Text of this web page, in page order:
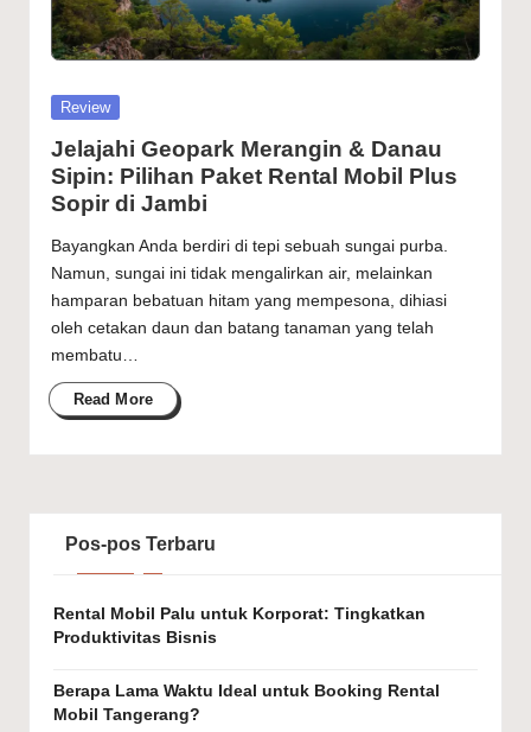
J
a
m
-
N
y
a
m
a
n
&
e
rj
a
g
perjalanan
kapan
saja
dengan
layanan
cepat
dan
aman.
Posted
Review
Jelajahi Geopark Merangin & Danau
Sipin: Pilihan Paket Rental Mobil Plus
Sopir di Jambi
Bayangkan Anda berdiri di tepi sebuah sungai purba.
Namun, sungai ini tidak mengalirkan air, melainkan
hamparan bebatuan hitam yang mempesona, dihiasi
oleh cetakan daun dan batang tanaman yang telah
membatu…
Read More
Pos-pos Terbaru
Rental Mobil Palu untuk Korporat: Tingkatkan
Produktivitas Bisnis
Berapa Lama Waktu Ideal untuk Booking Rental
Mobil Tangerang?